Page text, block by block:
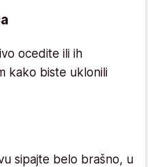
ocedite ili ih
kako biste uklonili
sipajte belo brašno, u